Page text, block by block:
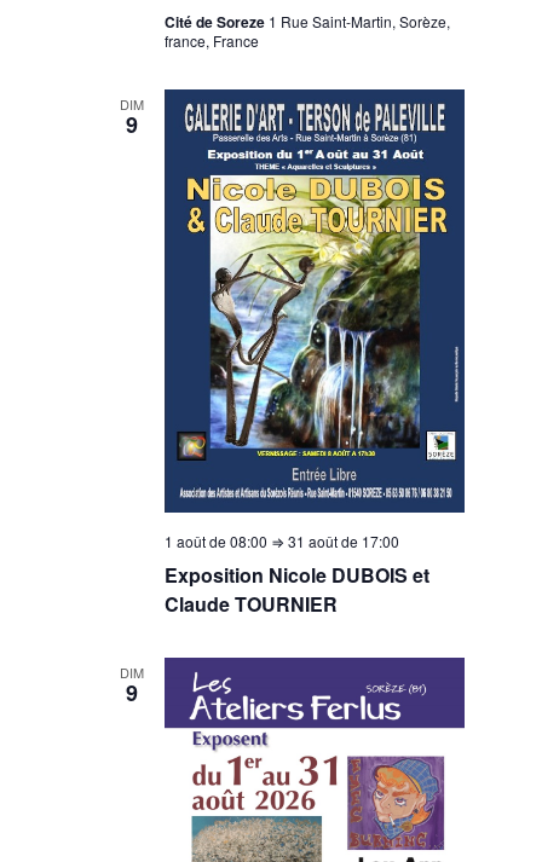
Cité de Soreze 1 Rue Saint-Martin, Sorèze,
france, France
DIM
9
Exposition Nicole DUBOIS et
Claude TOURNIER
1 août de 08:00 ⇒31 août de 17:00
DIM
9